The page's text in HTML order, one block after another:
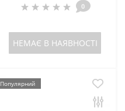
0
НЕМАЄ В НАЯВНОСТІ
Популярний